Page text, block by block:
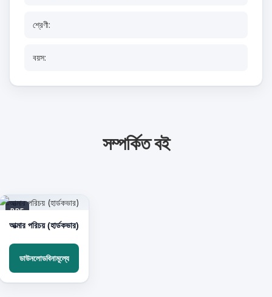
শ্রেণী:
বয়স:
সম্পর্কিত বই
PDF
আত্মার পরিচয় (হার্ডকভার)
ডাউনলোডবিনামূল্যে